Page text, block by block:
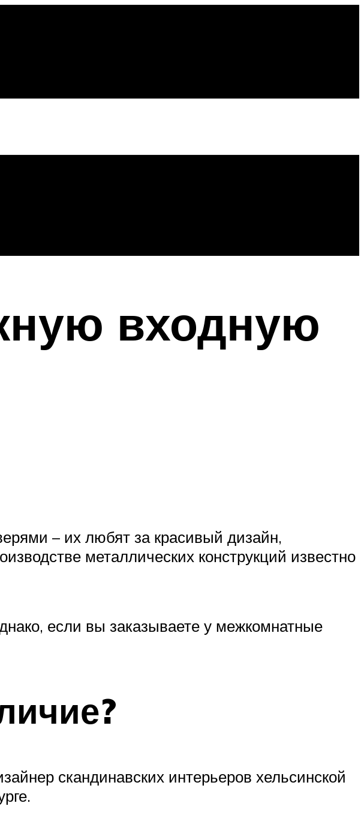
входную
– их любят за красивый дизайн,
металлических конструкций известно
если вы заказываете у межкомнатные
скандинавских интерьеров хельсинской